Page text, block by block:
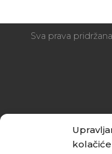
kolačiće
Sva prava